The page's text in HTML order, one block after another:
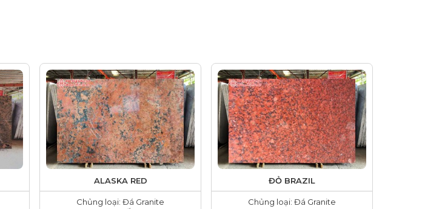
ALASKA RED
Chủng loại: Đá Granite
ĐỎ BRAZIL
Chủng loại: Đá Granite